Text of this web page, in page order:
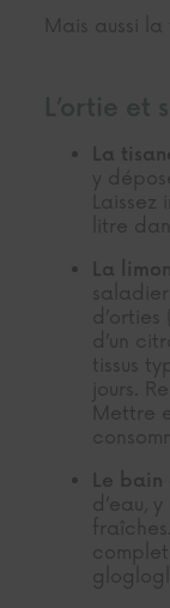
Mais aussi
La
y
Laissez
litre
La
d’un
tissus
jours.
Mettre
Le bain
d’eau,
complet